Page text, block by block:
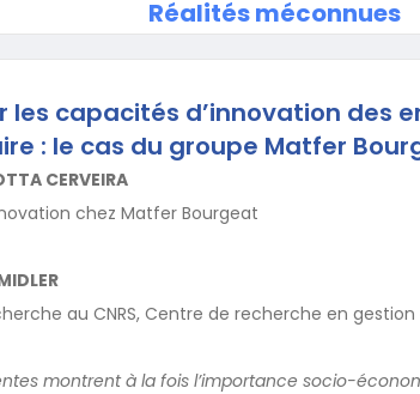
Réalités méconnues
les capacités d’innovation des
: le cas du groupe Matfer
CERVEIRA
chez Matfer Bourgeat
au CNRS, Centre de recherche en gestion
montrent à la fois l’importance socio-